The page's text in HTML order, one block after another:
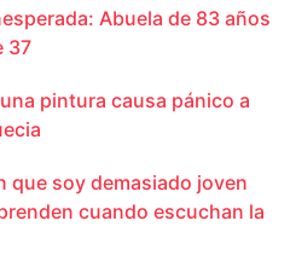
Abuela de 83 años
37
pintura causa pánico a
que soy demasiado joven
cuando escuchan la